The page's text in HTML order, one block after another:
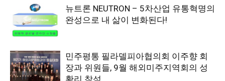
뉴트론 NEUTRON – 5차산업 유통혁명의
완성으로 내 삶이 변화된다!
민주평통 필라델피아협의회 이주향 회
장과 위원들, 9월 해외미주지역회의 성
황리 참석…